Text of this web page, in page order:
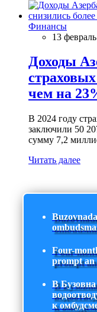
Финансы
13
Доходы
чем на
В 2024 году
заключили 50
сумму 7,2
Читать далее
Four-
prompt an
В
к